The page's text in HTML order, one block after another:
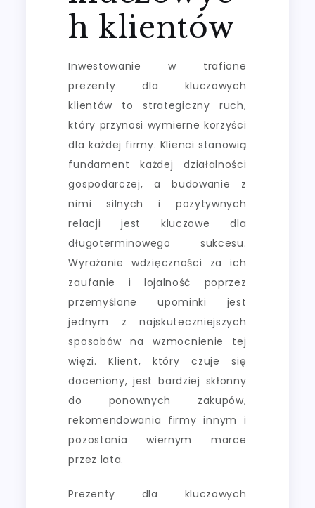
h klientów
Inwestowanie w trafione
prezenty dla kluczowych
klientów to strategiczny ruch,
który przynosi wymierne korzyści
dla każdej firmy. Klienci stanowią
fundament każdej działalności
gospodarczej, a budowanie z
nimi silnych i pozytywnych
relacji jest kluczowe dla
długoterminowego sukcesu.
Wyrażanie wdzięczności za ich
zaufanie i lojalność poprzez
przemyślane upominki jest
jednym z najskuteczniejszych
sposobów na wzmocnienie tej
więzi. Klient, który czuje się
doceniony, jest bardziej skłonny
do ponownych zakupów,
rekomendowania firmy innym i
pozostania wiernym marce
przez lata.
Prezenty dla kluczowych